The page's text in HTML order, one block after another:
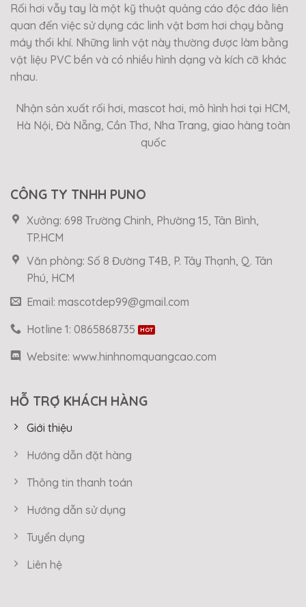
Rối hơi vẫy tay là một kỹ thuật quảng cáo độc đáo liên
quan đến việc sử dụng các linh vật bơm hơi chạy bằng
máy thổi khí. Những linh vật này thường được làm bằng
vật liệu PVC bền và có nhiều hình dạng và kích cỡ khác
nhau.
Nhận sản xuất rối hơi, mascot hơi, mô hình hơi tại HCM,
Hà Nội, Đà Nẵng, Cần Thơ, Nha Trang, giao hàng toàn
quốc
CÔNG TY TNHH PUNO
Xưởng: 698 Trường Chinh, Phường 15, Tân Bình,
TP.HCM
Văn phòng: Số 8 Đường T4B, P. Tây Thạnh, Q. Tân
Phú, HCM
Email: mascotdep99@gmail.com
Hotline 1: 0865868735
Website: www.hinhnomquangcao.com
HỖ TRỢ KHÁCH HÀNG
Giới thiệu
Hướng dẫn đặt hàng
Thông tin thanh toán
Hướng dẫn sử dụng
Tuyển dụng
Liên hệ